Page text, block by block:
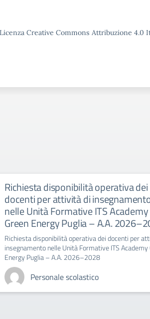
Creative Commons Attribuzione 4.0
Richiesta disponibilità operativa dei
docenti per attività di
nelle Unità Formative ITS Academy
Green Energy Puglia – A.A.
Richiesta disponibilità operativa dei docenti per
insegnamento nelle Unità Formative ITS Academy
Energy Puglia – A.A. 2026–2028
Personale scolastico